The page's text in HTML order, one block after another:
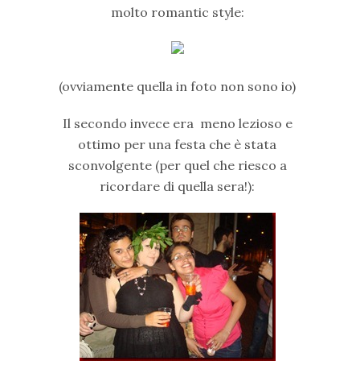
molto romantic style:
(ovviamente quella in foto non sono io)
Il secondo invece era meno lezioso e
ottimo per una festa che è stata
sconvolgente (per quel che riesco a
ricordare di quella sera!):